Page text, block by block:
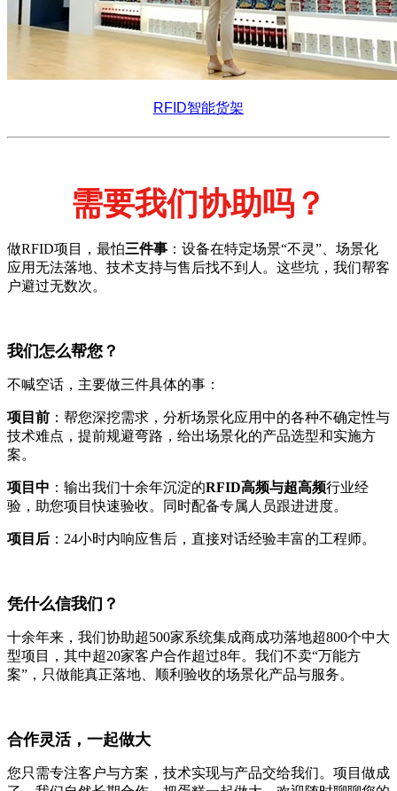
RFID智能货架
需要我们协助吗？
做RFID项目，最怕三件事 ：设备在特定场景“不灵”、场景化
应用无法落地、技术支持与售后找不到人。这些坑，我们帮客
户避过无数次。
我们怎么帮您？
不喊空话，主要做三件具体的事：
项目前 ：帮您深挖需求，分析场景化应用中的各种不确定性与
技术难点，提前规避弯路，给出场景化的产品选型和实施方
案。
项目中 ：输出我们十余年沉淀的RFID高频与超高频行业经
验，助您项目快速验收。同时配备专属人员跟进进度。
项目后 ：24小时内响应售后，直接对话经验丰富的工程师。
凭什么信我们？
十余年来，我们协助超500家系统集成商成功落地超800个中大
型项目，其中超20家客户合作超过8年。我们不卖“万能方
案”，只做能真正落地、顺利验收的场景化产品与服务。
合作灵活，一起做大
您只需专注客户与方案，技术实现与产品交给我们。项目做成